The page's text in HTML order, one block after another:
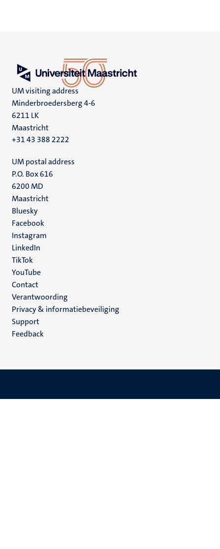
UM visiting address
Minderbroedersberg 4-6
6211 LK
Maastricht
+31 43 388 2222
UM postal address
P.O. Box 616
6200 MD
Maastricht
Social
media
Bluesky
Facebook
Instagram
LinkedIn
TikTok
YouTube
Menu
footer
(NL)
Contact
Verantwoording
Privacy & informatiebeveiliging
Support
Feedback